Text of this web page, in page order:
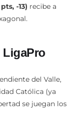
-13) recibe a
LigaPro
del Valle,
Católica (ya
se juegan los